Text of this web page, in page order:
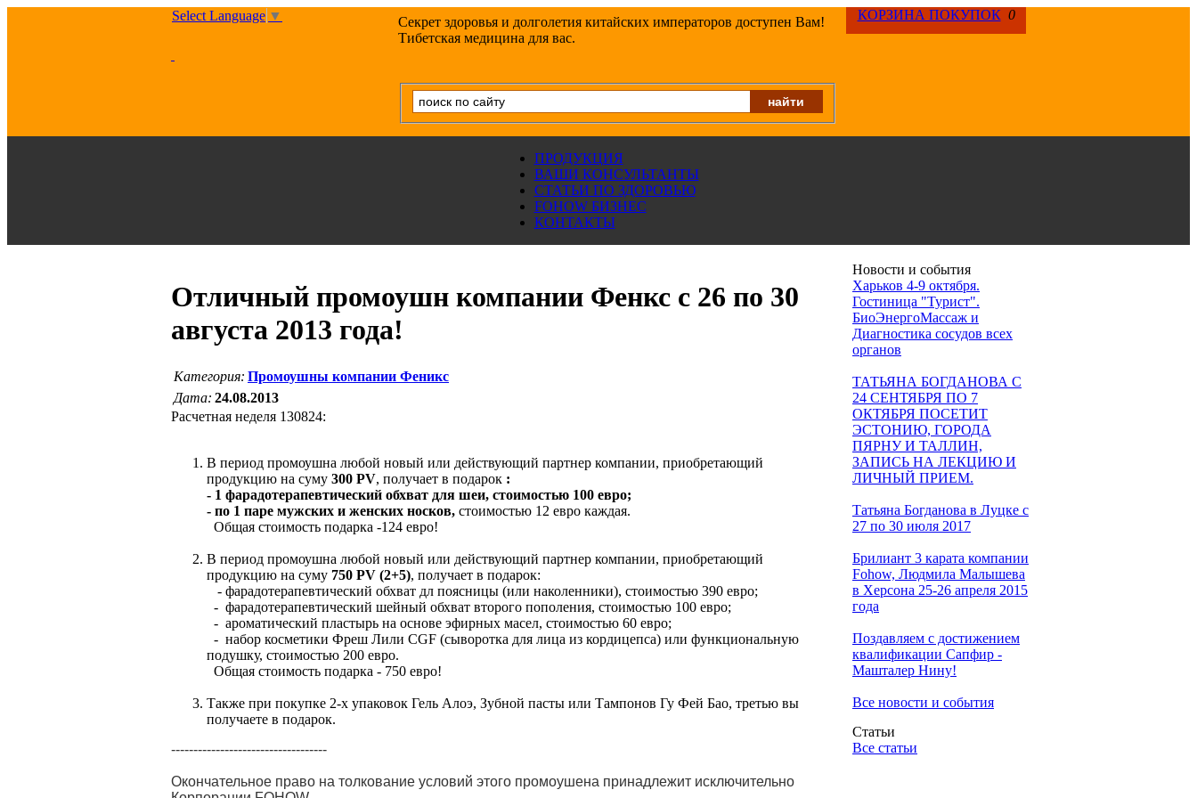
Select Language ▼
Секрет здоровья и долголетия китайских императоров доступен Вам!
Тибетская медицина для вас.
КОРЗИНА ПОКУПОК 0
ПРОДУКЦИЯ
ВАШИ КОНСУЛЬТАНТЫ
СТАТЬИ ПО ЗДОРОВЬЮ
FOHOW БИЗНЕС
КОНТАКТЫ
Отличный промоушн компании Фенкс с 26 по 30
августа 2013 года!
Категория: Промоушны компании Феникс
Дата: 24.08.2013
Расчетная неделя 130824:
В период промоушна любой новый или действующий партнер компании, приобретающий
продукцию на суму 300 PV, получает в подарок :
- 1 фарадотерапевтический обхват для шеи, стоимостью 100 евро;
- по 1 паре мужских и женских носков, стоимостью 12 евро каждая.
Общая стоимость подарка -124 евро!
В период промоушна любой новый или действующий партнер компании, приобретающий
продукцию на суму 750 PV (2+5), получает в подарок:
- фарадотерапевтический обхват дл поясницы (или наколенники), стоимостью 390 евро;
- фарадотерапевтический шейный обхват второго пополения, стоимостью 100 евро;
- ароматический пластырь на основе эфирных масел, стоимостью 60 евро;
- набор косметики Фреш Лили CGF (сыворотка для лица из кордицепса) или функциональную
подушку, стоимостью 200 евро.
Общая стоимость подарка - 750 евро!
Также при покупке 2-х упаковок Гель Алоэ, Зубной пасты или Тампонов Гу Фей Бао, третью вы
получаете в подарок.
-----------------------------------
Окончательное право на толкование условий этого промоушена принадлежит исключительно
Новости и события
Харьков 4-9 октября.
Гостиница "Турист".
БиоЭнергоМассаж и
Диагностика сосудов всех
органов
ТАТЬЯНА БОГДАНОВА С
24 СЕНТЯБРЯ ПО 7
ОКТЯБРЯ ПОСЕТИТ
ЭСТОНИЮ, ГОРОДА
ПЯРНУ И ТАЛЛИН,
ЗАПИСЬ НА ЛЕКЦИЮ И
ЛИЧНЫЙ ПРИЕМ.
Татьяна Богданова в Луцке с
27 по 30 июля 2017
Брилиант 3 карата компании
Fohow, Людмила Малышева
в Херсона 25-26 апреля 2015
года
Поздавляем с достижением
квалификации Сапфир -
Машталер Нину!
Все новости и события
Статьи
Все статьи